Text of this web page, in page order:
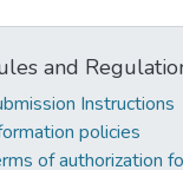
and
Instructions
policies
of authorization